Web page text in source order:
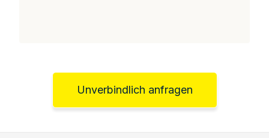
Unverbindlich anfragen